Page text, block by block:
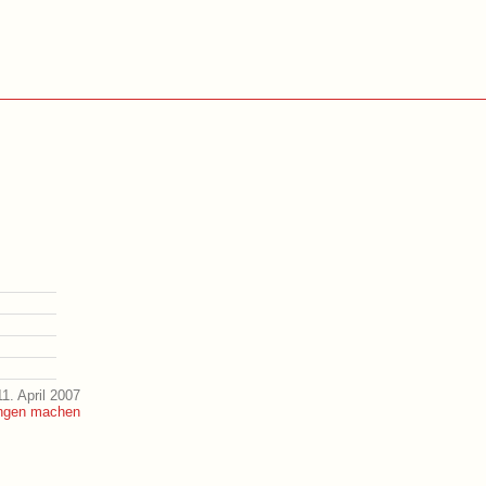
April 2007